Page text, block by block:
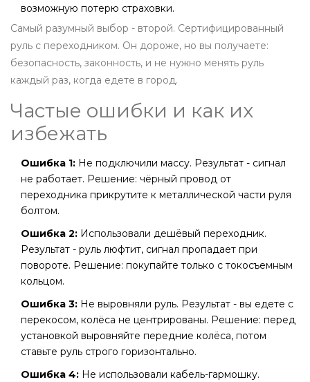
возможную потерю страховки.
Самый разумный выбор - второй. Сертифицированный
руль с переходником. Он дороже, но вы получаете:
безопасность, законность, и не нужно менять руль
каждый раз, когда едете в город.
Частые ошибки и как их
избежать
Ошибка 1: Не подключили массу. Результат - сигнал
не работает. Решение: чёрный провод от
переходника прикрутите к металлической части руля
болтом.
Ошибка 2: Использовали дешёвый переходник.
Результат - руль люфтит, сигнал пропадает при
повороте. Решение: покупайте только с токосъемным
кольцом.
Ошибка 3: Не выровняли руль. Результат - вы едете с
перекосом, колёса не центрированы. Решение: перед
установкой выровняйте передние колёса, потом
ставьте руль строго горизонтально.
Ошибка 4: Не использовали кабель-гармошку.